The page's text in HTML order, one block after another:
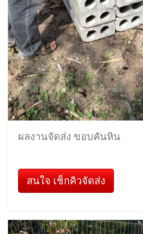
ผลงานจัดส่ง ขอบคันหิน
สนใจ เช็กคิวจัดส่ง